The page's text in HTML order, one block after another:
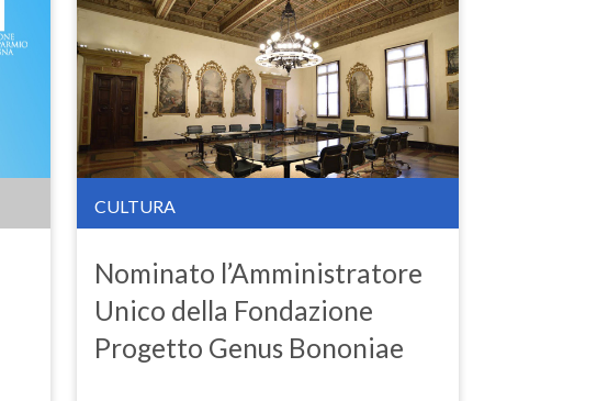
CULTURA
Nominato l’Amministratore
Unico della Fondazione
Progetto Genus Bononiae